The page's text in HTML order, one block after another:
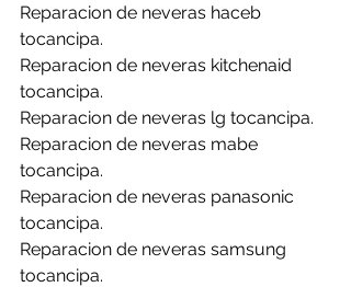
Reparacion de neveras haceb
tocancipa.
Reparacion de neveras kitchenaid
tocancipa.
Reparacion de neveras lg tocancipa.
Reparacion de neveras mabe
tocancipa.
Reparacion de neveras panasonic
tocancipa.
Reparacion de neveras samsung
tocancipa.